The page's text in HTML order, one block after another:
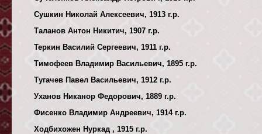
Сушкин Николай Алексеевич, 1913 г.р.
Таланов Антон Никитич, 1907 г.р.
Теркин Василий Сергеевич, 1911 г.р.
Тимофеев Владимир Васильевич, 1895 г.р.
Тугачев Павел Васильевич, 1912 г.р.
Уханов Никанор Федорович, 1889 г.р.
Фисенко Владимир Андреевич, 1914 г.р.
Ходбихожен Нуркад , 1915 г.р.